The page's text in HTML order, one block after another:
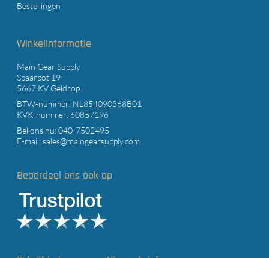
Bestellingen
Winkelinformatie
Main Gear Supply
Spaarpot 19
5667 KV Geldrop
BTW-nummer: NL854090368B01
KVK-nummer: 60857196
Bel ons nu:040-7502495
E-mail:sales@maingearsupply.com
Beoordeel ons ook op